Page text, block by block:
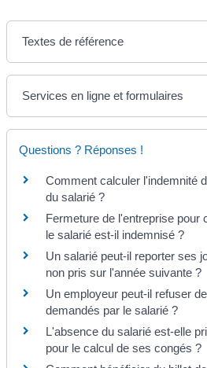
Textes de référence
Services en ligne et formulaires
Questions ? Réponses !
Comment calculer l'indemnité
du salarié ?
Fermeture de l'entreprise pour
le salarié est-il indemnisé ?
Un salarié peut-il reporter ses
non pris sur l'année suivante ?
Un employeur peut-il refuser
demandés par le salarié ?
L'absence du salarié est-elle
pour le calcul de ses congés ?